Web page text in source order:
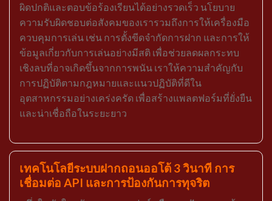
ผิดปกติและตอบข้อร้องเรียนได้อย่างรวดเร็ว นโยบาย
ความรับผิดชอบต่อสังคมของเรารวมถึงการให้เครื่องมือ
ควบคุมการเล่น เช่น การตั้งขีดจำกัดการฝาก และการให้
ข้อมูลเกี่ยวกับการเล่นอย่างมีสติ เพื่อช่วยลดผลกระทบ
เชิงลบที่อาจเกิดขึ้นจากการพนัน เราให้ความสำคัญกับ
การปฏิบัติตามกฎหมายและแนวปฏิบัติที่ดีใน
อุตสาหกรรมอย่างเคร่งครัด เพื่อสร้างแพลตฟอร์มที่ยั่งยืน
และน่าเชื่อถือในระยะยาว
เทคโนโลยีระบบฝากถอนออโต้ 3 วินาที การ
เชื่อมต่อ API และการป้องกันการทุจริต